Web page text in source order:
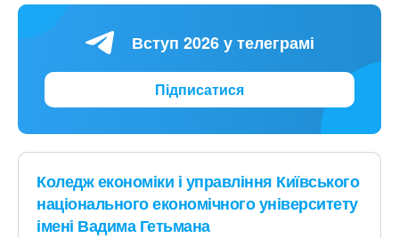
Вступ 2026 у телеграмі
Підписатися
Коледж економіки і управління Київського
національного економічного університету
імені Вадима Гетьмана